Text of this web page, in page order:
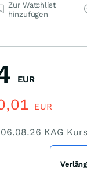
Zur Watchlist
hinzufügen
EUR
EUR
06.08.26 KAG Kurs